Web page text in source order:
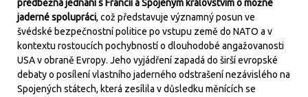
předběžná jednání s Francií a Spojeným královstvím o možné
jaderné spolupráci, což představuje významný posun ve
švédské bezpečnostní politice po vstupu země do NATO a v
kontextu rostoucích pochybností o dlouhodobé angažovanosti
USA v obraně Evropy. Jeho vyjádření zapadá do širší evropské
debaty o posílení vlastního jaderného odstrašení nezávislého na
Spojených státech, která zesílila v důsledku měnících se